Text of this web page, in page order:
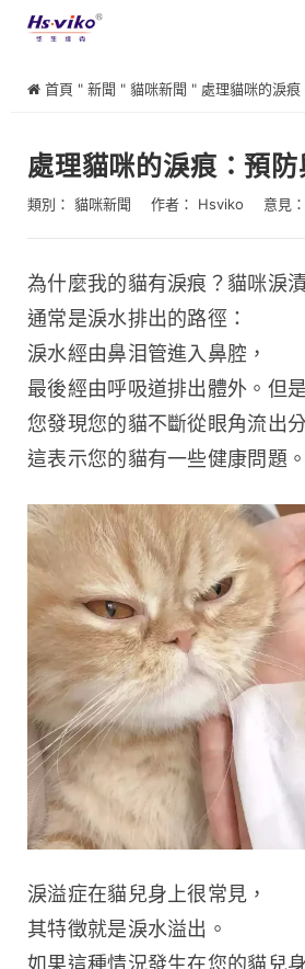
首頁 " 新聞 " 貓咪新聞 " 處理貓咪的淚
處理貓咪的淚痕：預
類別： 貓咪新聞 作者： Hsviko 意見
為什麼我的貓有淚痕？貓咪淚
通常是淚水排出的路徑：
淚水經由鼻泪管進入鼻腔，
最後經由呼吸道排出體外。但
您發現您的貓不斷從眼角流出
這表示您的貓有一些健康問題。
淚溢症在貓兒身上很常見，
其特徵就是淚水溢出。
如果這種情況發生在您的貓兒